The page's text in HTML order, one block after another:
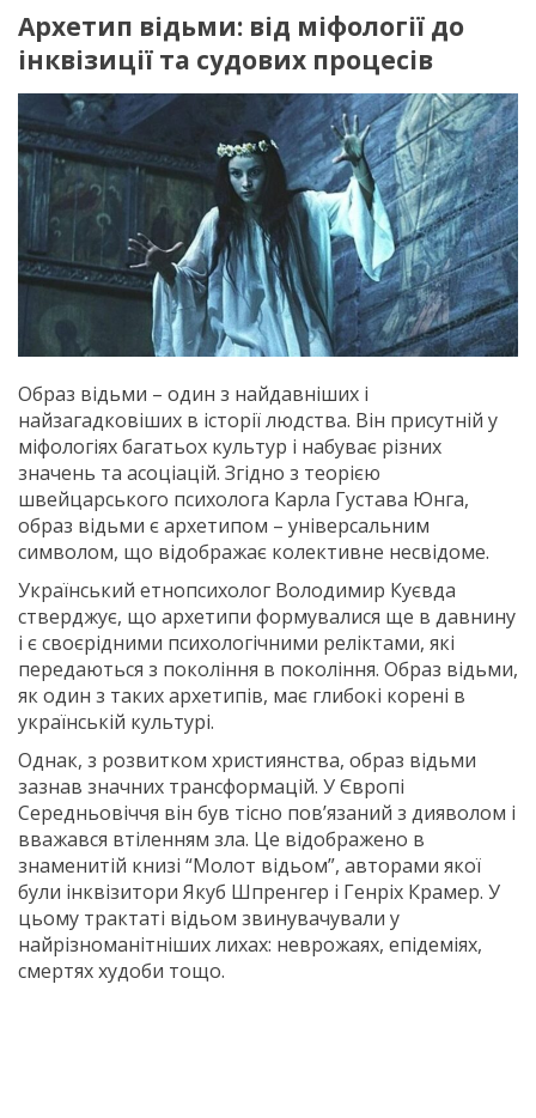
Архетип відьми: від міфології до
інквізиції та судових процесів
Образ відьми – один з найдавніших і
найзагадковіших в історії людства. Він присутній у
міфологiях багатьох культур і набуває різних
значень та асоціацій. Згідно з теорією
швейцарського психолога Карла Густава Юнга,
образ відьми є архетипом – універсальним
символом, що відображає колективне несвідоме.
Український етнопсихолог Володимир Куєвда
стверджує, що архетипи формувалися ще в давнину
і є своєрідними психологічними реліктами, які
передаються з покоління в поколiння. Образ відьми,
як один з таких архетипів, має глибокі корені в
українській культурі.
Однак, з розвитком християнства, образ відьми
зазнав значних трансформацій. У Європі
Середньовіччя він був тісно пов’язаний з дияволом і
вважався втіленням зла. Це відображено в
знаменитiй книзі “Молот відьом”, авторами якої
були інквізитори Якуб Шпренгер і Генріх Крамер. У
цьому трактаті відьом звинувачували у
найрізноманітніших лихах: неврожаях, епідеміях,
смертях худоби тощо.